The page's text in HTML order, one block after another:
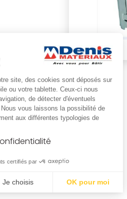
site, des cookies sont déposés sur
ou votre tablette. Ceux-ci nous
de détecter d'éventuels
vous laissons la possibilité de
aux différentes typologies de
certifiés par
Je choisis OK pour moi